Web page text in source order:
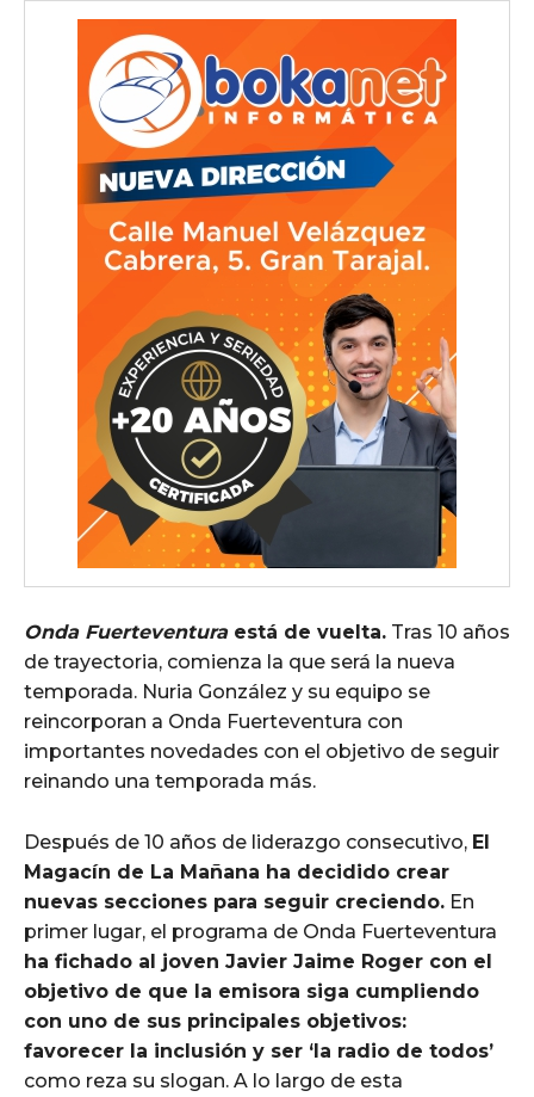
Onda Fuerteventura está de vuelta. Tras 10 años
de trayectoria, comienza la que será la nueva
temporada. Nuria González y su equipo se
reincorporan a Onda Fuerteventura con
importantes novedades con el objetivo de seguir
reinando una temporada más.
Después de 10 años de liderazgo consecutivo, El
Magacín de La Mañana ha decidido crear
nuevas secciones para seguir creciendo. En
primer lugar, el programa de Onda Fuerteventura
ha fichado al joven Javier Jaime Roger con el
objetivo de que la emisora siga cumpliendo
con uno de sus principales objetivos:
favorecer la inclusión y ser ‘la radio de todos’
como reza su slogan. A lo largo de esta